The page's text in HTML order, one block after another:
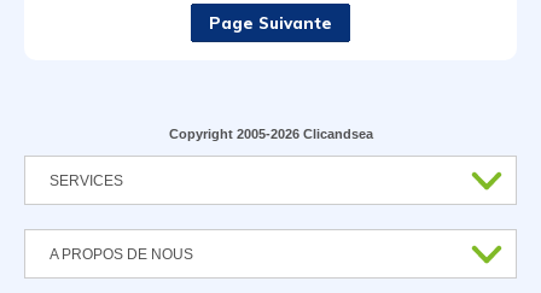
Page Suivante
Copyright 2005-2026 Clicandsea
SERVICES
A PROPOS DE NOUS